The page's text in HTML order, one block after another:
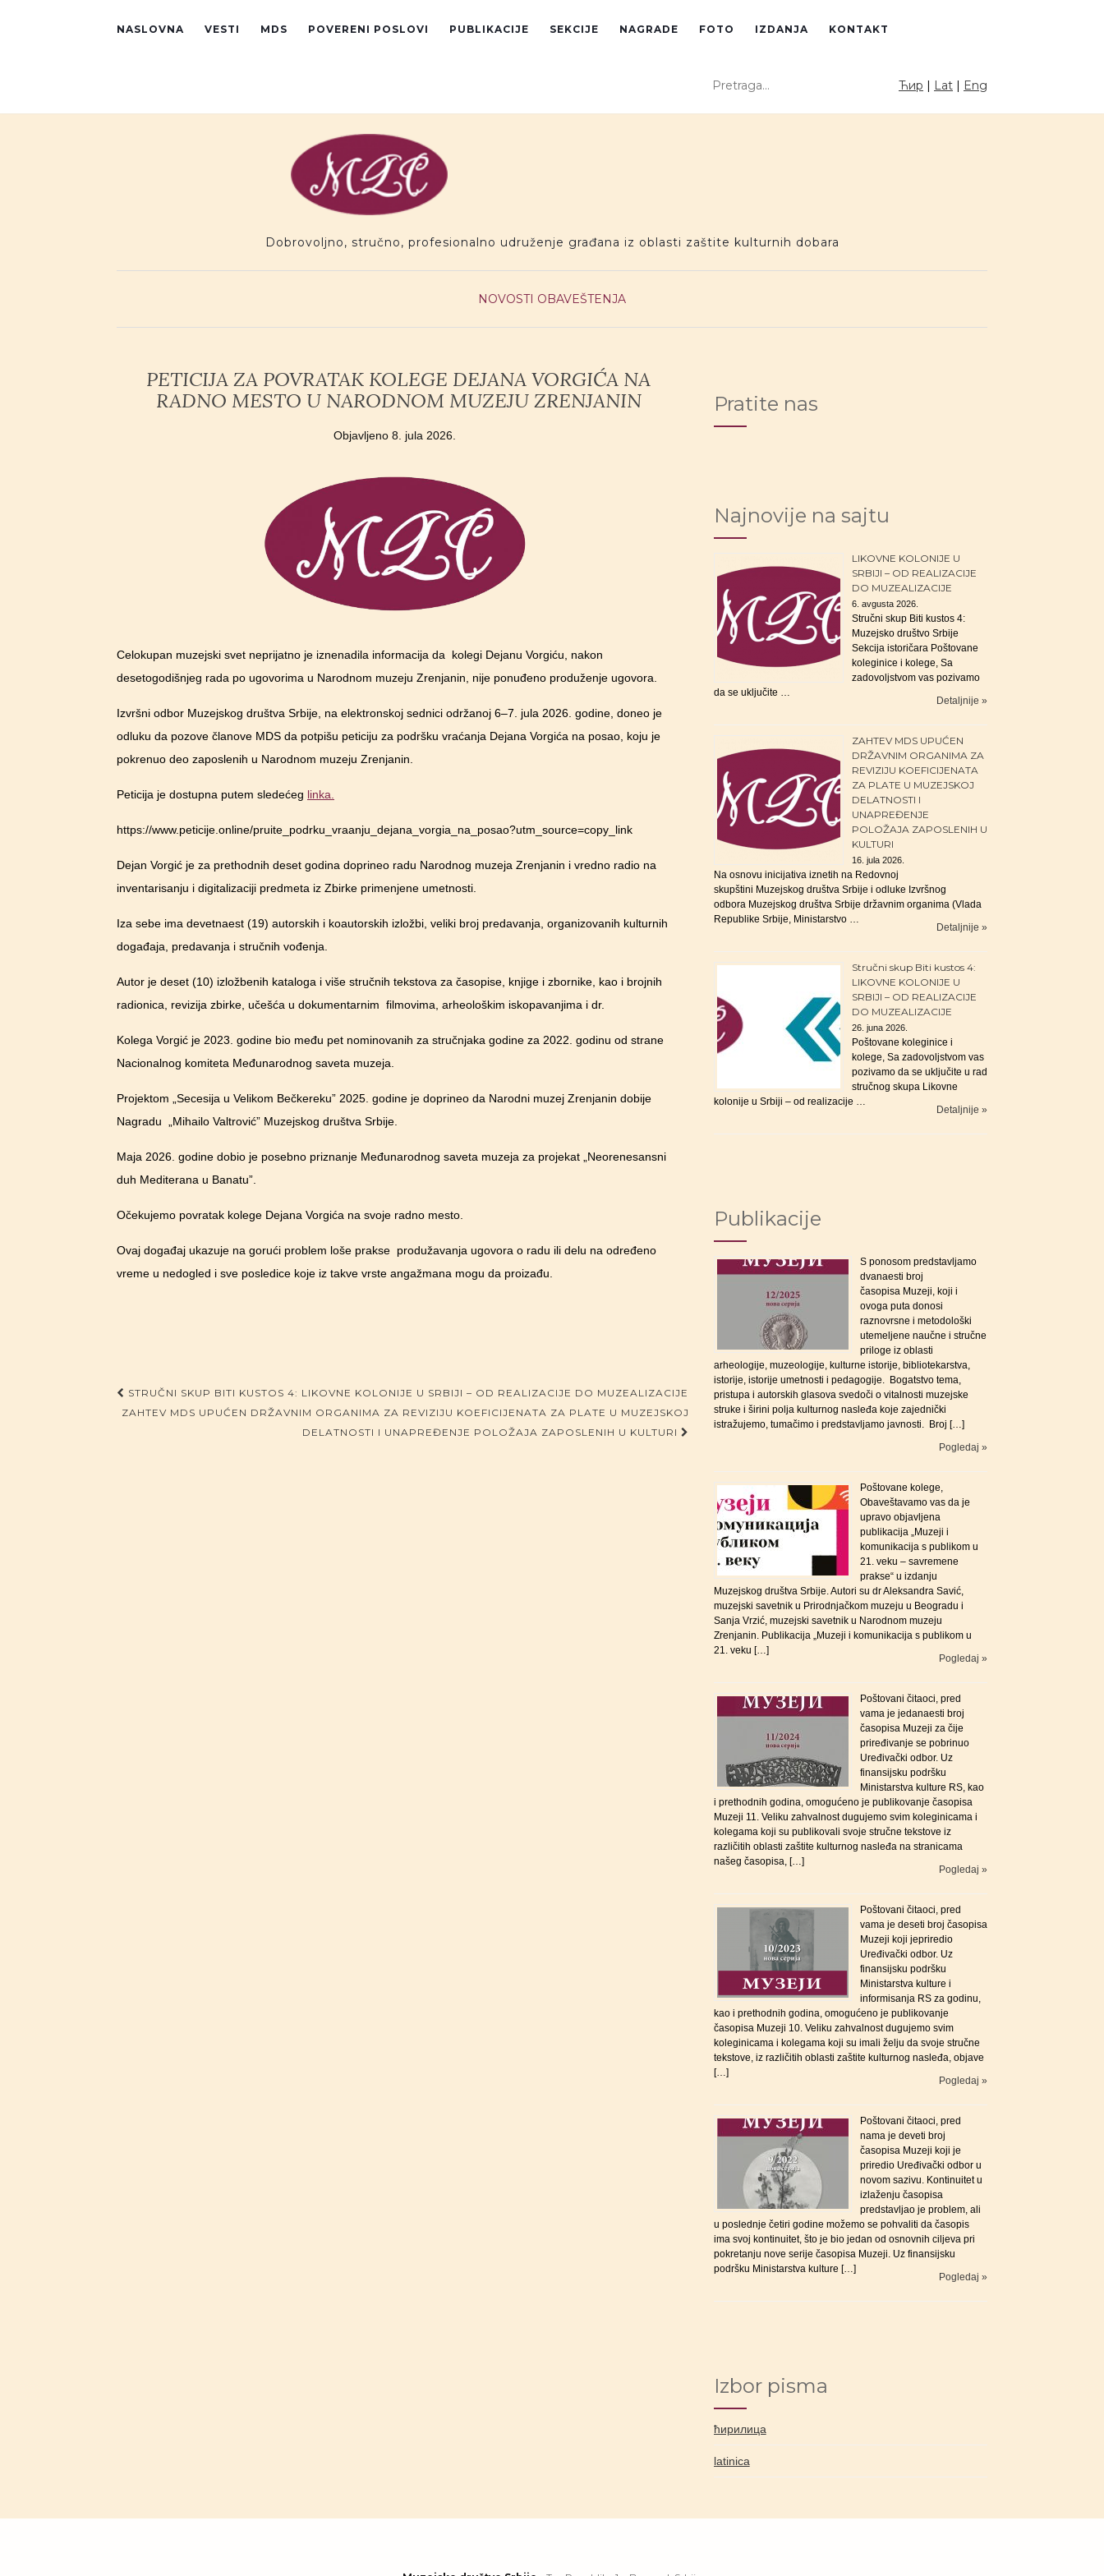
NASLOVNA VESTI MDS POVERENI POSLOVI PUBLIKACIJE SEKCIJE NAGRADE FOTO IZDANJA KONTAKT
Pretraga sajta PRETRAGA
Ћир | Lat | Eng
Dobrovoljno, stručno, profesionalno udruženje građana iz oblasti zaštite kulturnih dobara
NOVOSTI OBAVEŠTENJA
PETICIJA ZA POVRATAK KOLEGE DEJANA VORGIĆA NA
RADNO MESTO U NARODNOM MUZEJU ZRENJANIN
Objavljeno 8. jula 2026.
Celokupan muzejski svet neprijatno je iznenadila informacija da kolegi Dejanu Vorgiću, nakon
desetogodišnjeg rada po ugovorima u Narodnom muzeju Zrenjanin, nije ponuđeno produženje ugovora.
Izvršni odbor Muzejskog društva Srbije, na elektronskoj sednici održanoj 6‒7. jula 2026. godine, doneo je
odluku da pozove članove MDS da potpišu peticiju za podršku vraćanja Dejana Vorgića na posao, koju je
pokrenuo deo zaposlenih u Narodnom muzeju Zrenjanin.
Peticija je dostupna putem sledećeg linka.
https://www.peticije.online/pruite_podrku_vraanju_dejana_vorgia_na_posao?utm_source=copy_link
Dejan Vorgić je za prethodnih deset godina doprineo radu Narodnog muzeja Zrenjanin i vredno radio na
inventarisanju i digitalizaciji predmeta iz Zbirke primenjene umetnosti.
Iza sebe ima devetnaest (19) autorskih i koautorskih izložbi, veliki broj predavanja, organizovanih kulturnih
događaja, predavanja i stručnih vođenja.
Autor je deset (10) izložbenih kataloga i više stručnih tekstova za časopise, knjige i zbornike, kao i brojnih
radionica, revizija zbirke, učešća u dokumentarnim filmovima, arheološkim iskopavanjima i dr.
Kolega Vorgić je 2023. godine bio među pet nominovanih za stručnjaka godine za 2022. godinu od strane
Nacionalnog komiteta Međunarodnog saveta muzeja.
Projektom „Secesija u Velikom Bečkereku” 2025. godine je doprineo da Narodni muzej Zrenjanin dobije
Nagradu „Mihailo Valtrović” Muzejskog društva Srbije.
Maja 2026. godine dobio je posebno priznanje Međunarodnog saveta muzeja za projekat „Neorenesansni
duh Mediterana u Banatu”.
Očekujemo povratak kolege Dejana Vorgića na svoje radno mesto.
Ovaj događaj ukazuje na gorući problem loše prakse produžavanja ugovora o radu ili delu na određeno
vreme u nedogled i sve posledice koje iz takve vrste angažmana mogu da proizađu.
Post navigation
STRUČNI SKUP BITI KUSTOS 4: LIKOVNE KOLONIJE U SRBIJI – OD REALIZACIJE DO MUZEALIZACIJE
ZAHTEV MDS UPUĆEN DRŽAVNIM ORGANIMA ZA REVIZIJU KOEFICIJENATA ZA PLATE U MUZEJSKOJ
DELATNOSTI I UNAPREĐENJE POLOŽAJA ZAPOSLENIH U KULTURI
Pratite nas
Najnovije na sajtu
LIKOVNE KOLONIJE U
SRBIJI – OD REALIZACIJE
DO MUZEALIZACIJE
6. avgusta 2026.
Stručni skup Biti kustos 4:
Muzejsko društvo Srbije
Sekcija istoričara Poštovane
koleginice i kolege, Sa
zadovoljstvom vas pozivamo
da se uključite …
Detaljnije »
ZAHTEV MDS UPUĆEN
DRŽAVNIM ORGANIMA ZA
REVIZIJU KOEFICIJENATA
ZA PLATE U MUZEJSKOJ
DELATNOSTI I
UNAPREĐENJE
POLOŽAJA ZAPOSLENIH U
KULTURI
16. jula 2026.
Na osnovu inicijativa iznetih na Redovnoj
skupštini Muzejskog društva Srbije i odluke Izvršnog
odbora Muzejskog društva Srbije državnim organima (Vlada
Republike Srbije, Ministarstvo …
Detaljnije »
Stručni skup Biti kustos 4:
LIKOVNE KOLONIJE U
SRBIJI – OD REALIZACIJE
DO MUZEALIZACIJE
26. juna 2026.
Poštovane koleginice i
kolege, Sa zadovoljstvom vas
pozivamo da se uključite u rad
stručnog skupa Likovne
kolonije u Srbiji – od realizacije …
Detaljnije »
Publikacije
S ponosom predstavljamo
dvanaesti broj
časopisa Muzeji, koji i
ovoga puta donosi
raznovrsne i metodološki
utemeljene naučne i stručne
priloge iz oblasti
arheologije, muzeologije, kulturne istorije, bibliotekarstva,
istorije, istorije umetnosti i pedagogije. Bogatstvo tema,
pristupa i autorskih glasova svedoči o vitalnosti muzejske
struke i širini polja kulturnog nasleđa koje zajednički
istražujemo, tumačimo i predstavljamo javnosti. Broj […]
Pogledaj »
Poštovane kolege,
Obaveštavamo vas da je
upravo objavljena
publikacija „Muzeji i
komunikacija s publikom u
21. veku – savremene
prakse“ u izdanju
Muzejskog društva Srbije. Autori su dr Aleksandra Savić,
muzejski savetnik u Prirodnjačkom muzeju u Beogradu i
Sanja Vrzić, muzejski savetnik u Narodnom muzeju
Zrenjanin. Publikacija „Muzeji i komunikacija s publikom u
21. veku […]
Pogledaj »
Poštovani čitaoci, pred
vama je jedanaesti broj
časopisa Muzeji za čije
priređivanje se pobrinuo
Uređivački odbor. Uz
finansijsku podršku
Ministarstva kulture RS, kao
i prethodnih godina, omogućeno je publikovanje časopisa
Muzeji 11. Veliku zahvalnost dugujemo svim koleginicama i
kolegama koji su publikovali svoje stručne tekstove iz
različitih oblasti zaštite kulturnog nasleđa na stranicama
našeg časopisa, […]
Pogledaj »
Poštovani čitaoci, pred
vama je deseti broj časopisa
Muzeji koji jepriredio
Uređivački odbor. Uz
finansijsku podršku
Ministarstva kulture i
informisanja RS za godinu,
kao i prethodnih godina, omogućeno je publikovanje
časopisa Muzeji 10. Veliku zahvalnost dugujemo svim
koleginicama i kolegama koji su imali želju da svoje stručne
tekstove, iz različitih oblasti zaštite kulturnog nasleđa, objave
[…]
Pogledaj »
Poštovani čitaoci, pred
nama je deveti broj
časopisa Muzeji koji je
priredio Uređivački odbor u
novom sazivu. Kontinuitet u
izlaženju časopisa
predstavljao je problem, ali
u poslednje četiri godine možemo se pohvaliti da časopis
ima svoj kontinuitet, što je bio jedan od osnovnih ciljeva pri
pokretanju nove serije časopisa Muzeji. Uz finansijsku
podršku Ministarstva kulture […]
Pogledaj »
Izbor pisma
ћирилица
latinica